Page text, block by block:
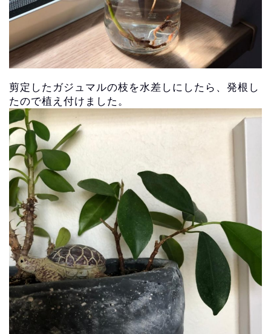
剪定したガジュマルの枝を水差しにしたら、 発根し
たので植え付けました。